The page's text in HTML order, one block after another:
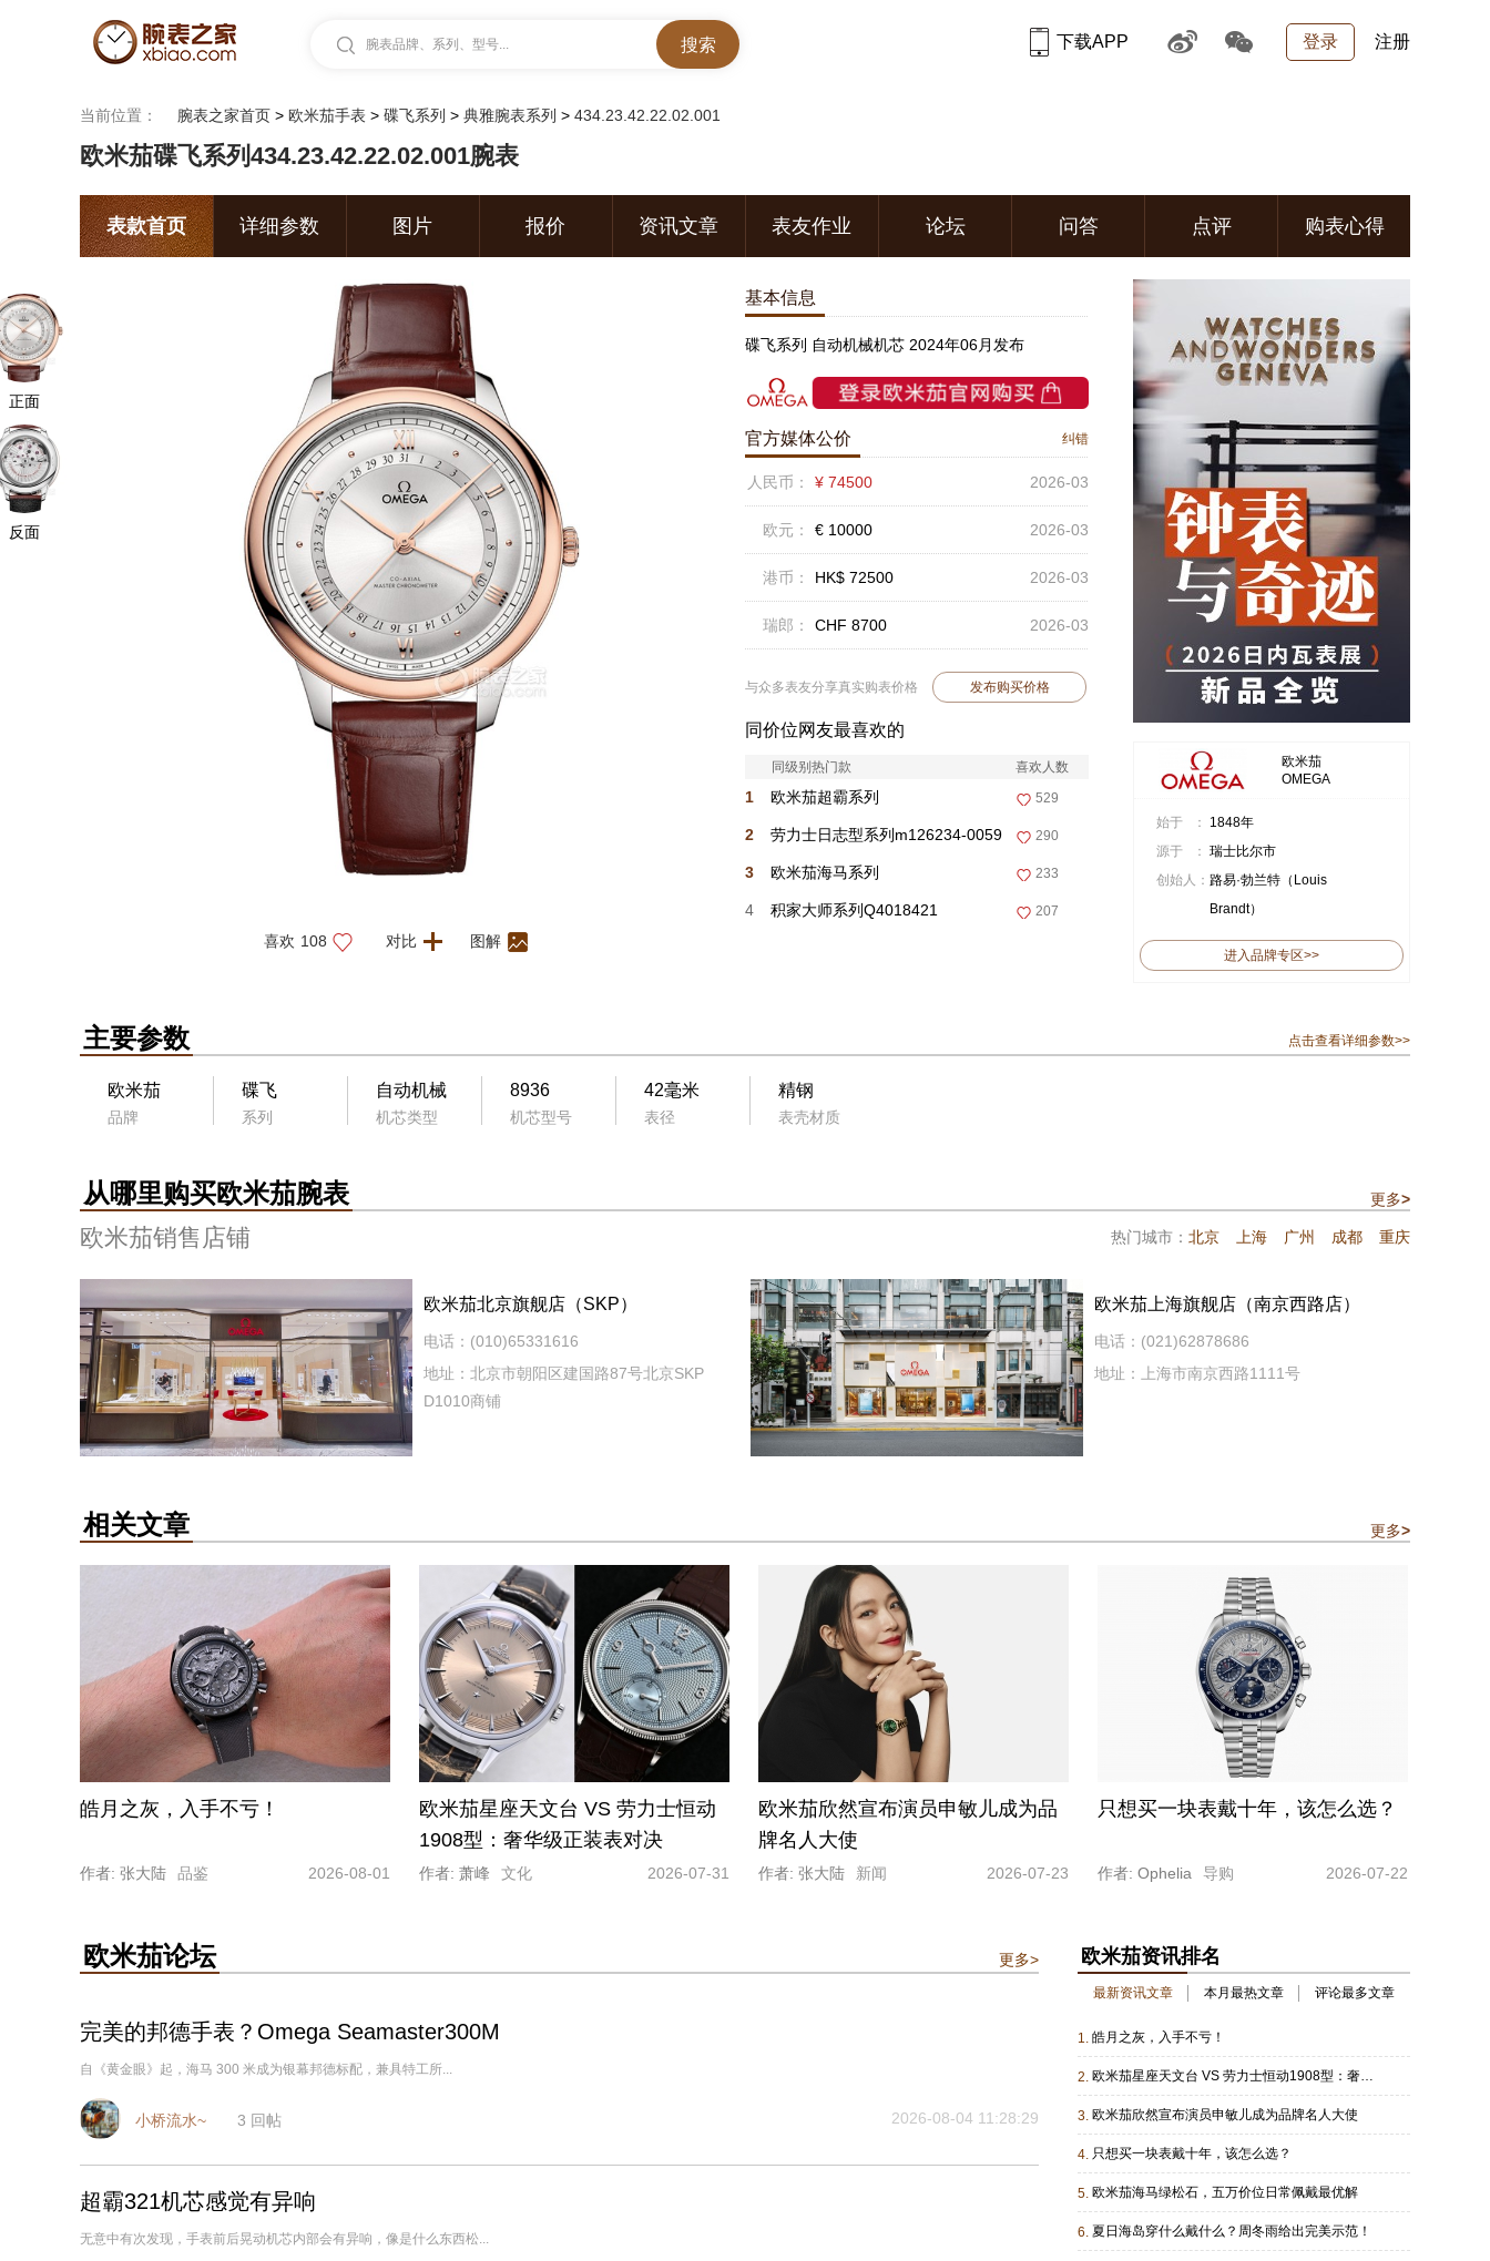
腕表品牌、系列、型号... 登录 注册
下载APP
当前位置： 腕表之家首页 > 欧米茄手表 > 碟飞系列 > 典雅腕表系列 > 434.23.42.22.02.001
欧米茄碟飞系列434.23.42.22.02.001腕表
表款首页 详细参数 图片 报价 资讯文章 表友作业 论坛 问答 点评 购表心得
正面
反面
喜欢 108 对比 图解
基本信息
碟飞系列 自动机械机芯 2024年06月发布
官方媒体公价 纠错
人民币： ¥ 74500 2026-03
欧元： € 10000 2026-03
港币： HK$ 72500 2026-03
瑞郎： CHF 8700 2026-03
与众多表友分享真实购表价格 发布购买价格
同价位网友最喜欢的
同级别热门款 喜欢人数
1 欧米茄超霸系列
310.30.42.50.01.004
529
2 劳力士日志型系列m126234-0059 290
3 欧米茄海马系列
217.30.42.21.01.003
233
4 积家大师系列Q4018421 207
欧米茄
OMEGA
始于 ：
1848年
源于 ： 瑞士比尔市
创始人： 路易·勃兰特（Louis
Brandt）
进入品牌专区>>
主要参数 点击查看详细参数>>
欧米茄
品牌
碟飞
系列
自动机械
机芯类型
8936
机芯型号
42毫米
表径
精钢
表壳材质
从哪里购买欧米茄腕表 更多>
欧米茄销售店铺 热门城市： 北京 上海 广州 成都 重庆
欧米茄北京旗舰店（SKP）
电话：(010)65331616
地址：北京市朝阳区建国路87号北京SKP
D1010商铺
欧米茄上海旗舰店（南京西路店）
电话：(021)62878686
地址：上海市南京西路1111号
相关文章 更多>
皓月之灰，入手不亏！
作者: 张大陆 品鉴 2026-08-01
欧米茄星座天文台 VS 劳力士恒动
1908型：奢华级正装表对决
作者: 萧峰 文化 2026-07-31
欧米茄欣然宣布演员申敏儿成为品
牌名人大使
作者: 张大陆 新闻 2026-07-23
只想买一块表戴十年，该怎么选？
作者: Ophelia 导购 2026-07-22
欧米茄论坛 更多>
完美的邦德手表？Omega Seamaster300M
自《黄金眼》起，海马 300 米成为银幕邦德标配，兼具特工所...
小桥流水~ 3 回帖 2026-08-04 11:28:29
超霸321机芯感觉有异响
无意中有次发现，手表前后晃动机芯内部会有异响，像是什么东西松...
欧米茄资讯排名
最新资讯文章 本月最热文章 评论最多文章
1. 皓月之灰，入手不亏！
2. 欧米茄星座天文台 VS 劳力士恒动1908型：奢华级正装表对决
3. 欧米茄欣然宣布演员申敏儿成为品牌名人大使
4. 只想买一块表戴十年，该怎么选？
5. 欧米茄海马绿松石，五万价位日常佩戴最优解
6. 夏日海岛穿什么戴什么？周冬雨给出完美示范！